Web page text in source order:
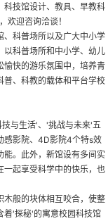
科技馆设计、教具、早教科
欢迎咨询洽谈！
、科普场所以及广大中小学
以科普场所和中小学、幼儿
愉快的游乐氛围中，培养青
普、科教的载体和平台学校
与生活'、'挑战与未来'五
感影院、4D影院4个特s效
能。此外，新馆设有多间实
一起享受科学中的快乐，也
木般的块体相互咬合，使整
着'探秘'的寓意校园科技馆